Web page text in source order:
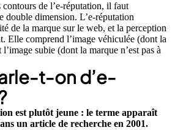
de l’e-réputation, il faut
double dimension. L’e-réputation
de la marque sur le web, et la perception
Elle comprend l’image véhiculée (dont la
subie (dont la marque n’est pas à
t-on d’e-
est plutôt jeune : le terme apparaît
un article de recherche en 2001.